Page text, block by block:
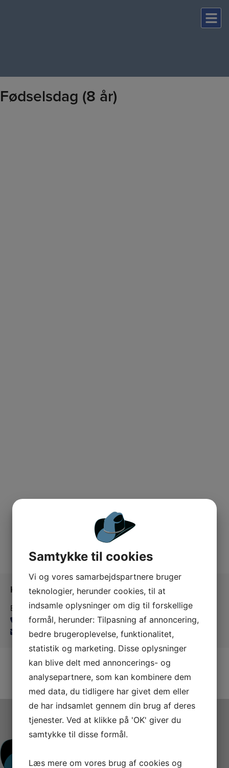
Fødselsdag (8 år)
Kontakt os
Ballerup Linedance
24815139
balleruplinedance@gmail.com
Samtykke til cookies
Vi og vores samarbejdspartnere bruger
teknologier, herunder cookies, til at
indsamle oplysninger om dig til forskellige
formål, herunder: Tilpasning af annoncering,
bedre brugeroplevelse, funktionalitet,
statistik og marketing. Disse oplysninger
kan blive delt med annoncerings- og
analysepartnere, som kan kombinere dem
med data, du tidligere har givet dem eller
de har indsamlet gennem din brug af deres
tjenester. Ved at klikke på 'OK' giver du
samtykke til disse formål.
Læs mere om vores brug af cookies og